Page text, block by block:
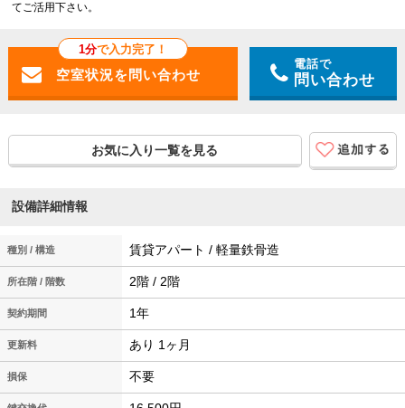
てご活用下さい。
1分で入力完了！
電話で
問い合わせ
お気に入り一覧を見る
設備詳細情報
種別 / 構造 賃貸アパート / 軽量鉄骨造
所在階 / 階数 2階 / 2階
契約期間 1年
更新料 あり 1ヶ月
損保 不要